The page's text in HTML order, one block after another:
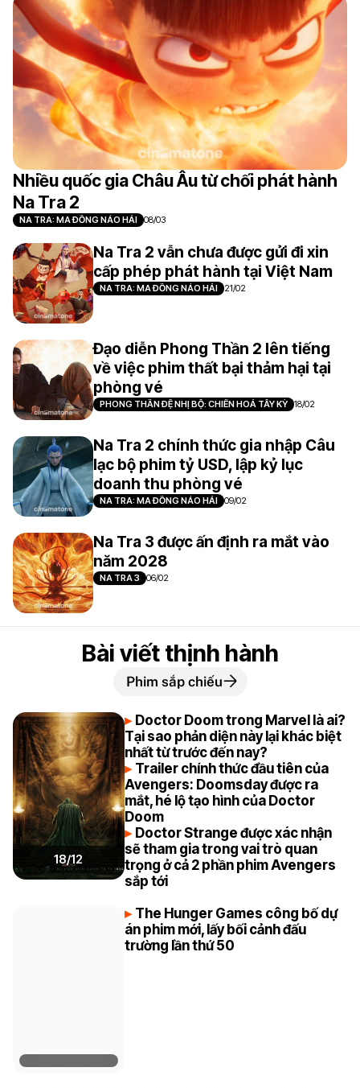
Nhiều quốc gia Châu Âu từ chối phát hành
Na Tra 2
NA TRA: MA ĐỒNG NÁO HẢI 08/03
Na Tra 2 vẫn chưa được gửi đi xin
cấp phép phát hành tại Việt Nam
NA TRA: MA ĐỒNG NÁO HẢI 21/02
Đạo diễn Phong Thần 2 lên tiếng
về việc phim thất bại thảm hại tại
phòng vé
PHONG THẦN ĐỆ NHỊ BỘ: CHIẾN HOẢ TÂY KỲ 18/02
Na Tra 2 chính thức gia nhập Câu
lạc bộ phim tỷ USD, lập kỷ lục
doanh thu phòng vé
NA TRA: MA ĐỒNG NÁO HẢI 09/02
Na Tra 3 được ấn định ra mắt vào
năm 2028
NA TRA 3 06/02
Bài viết thịnh hành
Phim sắp chiếu
18/12
Doctor Doom trong Marvel là ai?
Tại sao phản diện này lại khác biệt
nhất từ trước đến nay?
Trailer chính thức đầu tiên của
Avengers: Doomsday được ra
mắt, hé lộ tạo hình của Doctor
Doom
Doctor Strange được xác nhận
sẽ tham gia trong vai trò quan
trọng ở cả 2 phần phim Avengers
sắp tới
The Hunger Games công bố dự
án phim mới, lấy bối cảnh đấu
trường lần thứ 50